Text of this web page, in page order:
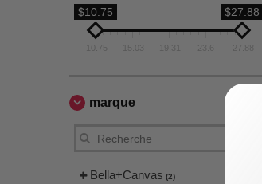
$10.75 $27.88
10.75 15.03 19.31 23.6
marque
Bella+Canvas (2)